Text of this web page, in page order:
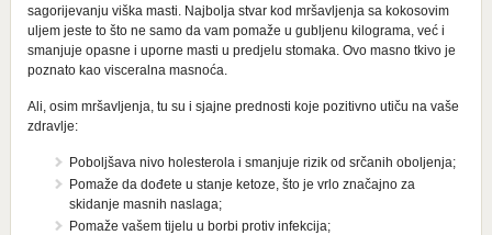
sagorijevanju viška masti. Najbolja stvar kod mršavljenja sa kokosovim
uljem jeste to što ne samo da vam pomaže u gubljenu kilograma, već i
smanjuje opasne i uporne masti u predjelu stomaka. Ovo masno tkivo je
poznato kao visceralna masnoća.
Ali, osim mršavljenja, tu su i sjajne prednosti koje pozitivno utiču na vaše
zdravlje:
Poboljšava nivo holesterola i smanjuje rizik od srčanih oboljenja;
Pomaže da dođete u stanje ketoze, što je vrlo značajno za
skidanje masnih naslaga;
Pomaže vašem tijelu u borbi protiv infekcija;